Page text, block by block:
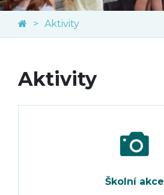
Aktivity
Aktivity
Školní akce